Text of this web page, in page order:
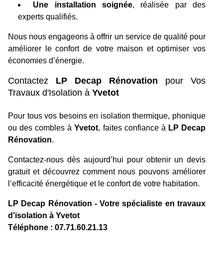
Une installation soignée, réalisée par des
experts qualifiés.
Nous nous engageons à offrir un service de qualité pour
améliorer le confort de votre maison et optimiser vos
économies d’énergie.
Contactez LP Decap Rénovation pour Vos
Travaux d'Isolation à Yvetot
Pour tous vos besoins en isolation thermique, phonique
ou des combles àYvetot, faites confiance à LP Decap
Rénovation.
Contactez-nous dès aujourd’hui pour obtenir un devis
gratuit et découvrez comment nous pouvons améliorer
l’efficacité énergétique et le confort de votre habitation.
LP Decap Rénovation - Votre spécialiste en travaux
d'isolation à Yvetot
Téléphone : 07.71.60.21.13